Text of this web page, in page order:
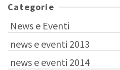
Categorie
News e Eventi
news e eventi 2013
news e eventi 2014